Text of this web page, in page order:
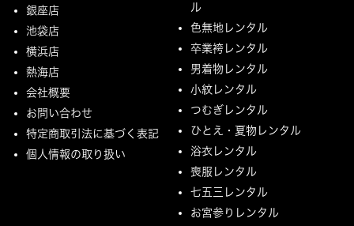
銀座店
池袋店
横浜店
熱海店
会社概要
お問い合わせ
特定商取引法に基づく表記
個人情報の取り扱い
ル
色無地レンタル
卒業袴レンタル
男着物レンタル
小紋レンタル
つむぎレンタル
ひとえ・夏物レンタル
浴衣レンタル
喪服レンタル
七五三レンタル
お宮参りレンタル